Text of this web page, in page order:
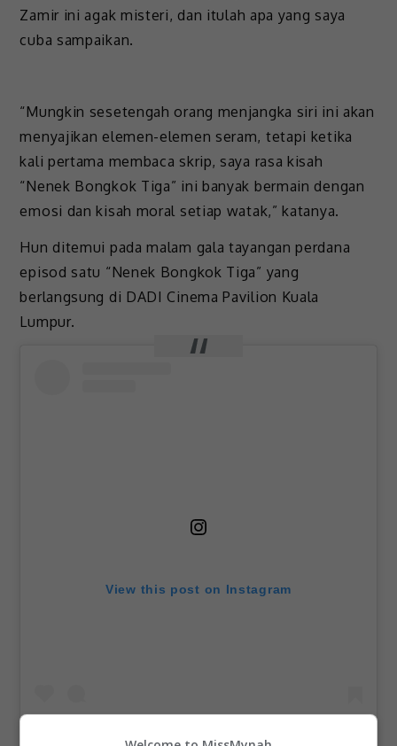
Zamir ini agak misteri, dan itulah apa yang saya
cuba sampaikan.
“Mungkin sesetengah orang menjangka siri ini akan
menyajikan elemen-elemen seram, tetapi ketika
kali pertama membaca skrip, saya rasa kisah
“Nenek Bongkok Tiga” ini banyak bermain dengan
emosi dan kisah moral setiap watak,” katanya.
Hun ditemui pada malam gala tayangan perdana
episod satu “Nenek Bongkok Tiga” yang
berlangsung di DADI Cinema Pavilion Kuala
Lumpur.
View this post on Instagram